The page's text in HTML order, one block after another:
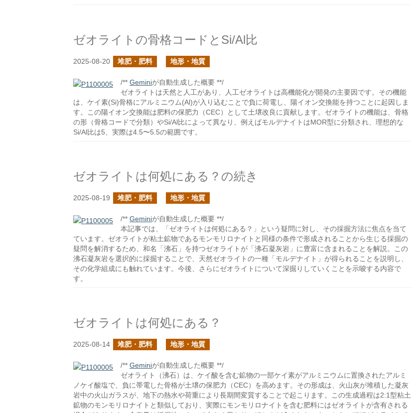
ゼオライトの骨格コードとSi/Al比
2025-08-20 堆肥・肥料 地形・地質
/** Geminiが自動生成した概要 **/
ゼオライトは天然と人工があり、人工ゼオライトは高機能化が開発の主要因です。その機能
は、ケイ素(Si)骨格にアルミニウム(Al)が入り込むことで負に荷電し、陽イオン交換能を持つことに起因しま
す。この陽イオン交換能は肥料の保肥力（CEC）として土壌改良に貢献します。ゼオライトの機能は、骨格
の形（骨格コードで分類）やSi/Al比によって異なり、例えばモルデナイトはMOR型に分類され、理想的な
Si/Al比は5、実際は4.5〜5.5の範囲です。
ゼオライトは何処にある？の続き
2025-08-19 堆肥・肥料 地形・地質
/** Geminiが自動生成した概要 **/
本記事では、「ゼオライトは何処にある？」という疑問に対し、その採掘方法に焦点を当て
ています。ゼオライトが粘土鉱物であるモンモリロナイトと同様の条件で形成されることから生じる採掘の
疑問を解消するため、和名「沸石」を持つゼオライトが「沸石凝灰岩」に豊富に含まれることを解説。この
沸石凝灰岩を選択的に採掘することで、天然ゼオライトの一種「モルデナイト」が得られることを説明し、
その化学組成にも触れています。今後、さらにゼオライトについて深掘りしていくことを示唆する内容で
す。
ゼオライトは何処にある？
2025-08-14 堆肥・肥料 地形・地質
/** Geminiが自動生成した概要 **/
ゼオライト（沸石）は、ケイ酸を含む鉱物の一部ケイ素がアルミニウムに置換されたアルミ
ノケイ酸塩で、負に帯電した骨格が土壌の保肥力（CEC）を高めます。その形成は、火山灰が堆積した凝灰
岩中の火山ガラスが、地下の熱水や荷重により長期間変質することで起こります。この生成過程は2:1型粘土
鉱物のモンモリロナイトと類似しており、実際にモンモリロナイトを含む肥料にはゼオライトが含有される